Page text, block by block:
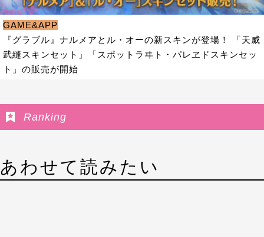
GAME&APP
『グラブル』ナルメアとル・オーの新スキンが登場！ 「天威
武縫スキンセット」「スポットラヰト・パレヱドスキンセッ
ト」の販売が開始
Ranking
あわせて読みたい